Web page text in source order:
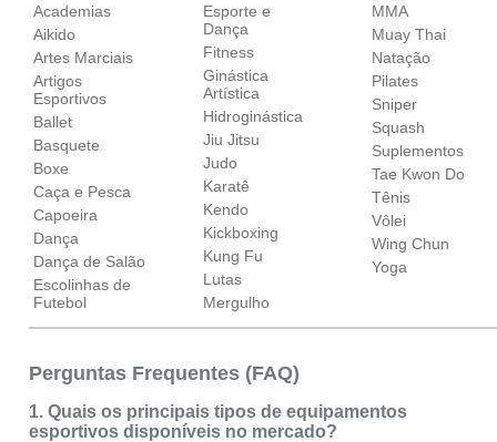
Academias
Aikido
Artes Marciais
Artigos
Esportivos
Ballet
Basquete
Boxe
Caça e Pesca
Capoeira
Dança
Dança de Salão
Escolinhas de
Futebol
Esporte e
Dança
Fitness
Ginástica
Artística
Hidroginástica
Jiu Jitsu
Judo
Karatê
Kendo
Kickboxing
Kung Fu
Lutas
Mergulho
MMA
Muay Thai
Natação
Pilates
Sniper
Squash
Suplementos
Tae Kwon Do
Tênis
Vôlei
Wing Chun
Yoga
Perguntas Frequentes (FAQ)
1. Quais os principais tipos de equipamentos
esportivos disponíveis no mercado?